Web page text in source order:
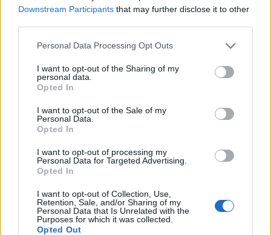
Downstream Participants that may further disclose it to other
Please note that this website/app uses one or more Google
not limited to your visit or usage behaviour. You may click to
grant or deny consent to Google and its third-party tags to
use your data for below specified purposes in below Google
consent section.
Personal Data Processing Opt Outs
I want to opt-out of the Sharing of my
personal data.
Opted In
I want to opt-out of the Sale of my
Personal Data.
Opted In
I want to opt-out of processing my
Personal Data for Targeted Advertising.
Opted In
I want to opt-out of Collection, Use,
Retention, Sale, and/or Sharing of my
Personal Data that Is Unrelated with the
Purposes for which it was collected.
Opted Out
autópálya útépítés M1-es autópálya Bicske
M1 bővítés: már zajlik a teljesen új Bicske Kelet
csomópont építése
különszintű csomópontot hoz létre az MKIF az M1-es
bővítésénél.
Új gyalogosátkelők és jelzőlámpás
Hódmezővásárhely jó hírű református
iskoláját